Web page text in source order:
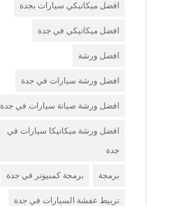
افضل ميكانيكي سيارات بجدة
افضل ميكانيكي في جدة
افضل ورشة
افضل ورشة سيارات في جدة
افضل ورشة صيانة سيارات في جدة
افضل ورشة ميكانيكا سيارات في
جدة
برمجة برمجة كمبيوتر في جدة
تربيط عفشة السيارات في جدة